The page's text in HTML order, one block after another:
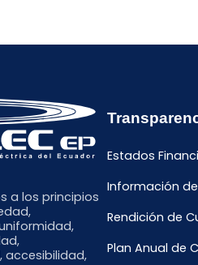
a los principios
accesibilidad,
Estados
Información
Rendición de
Plan Anual de